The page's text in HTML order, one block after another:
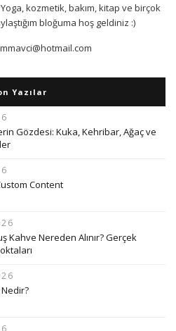
kozmetik, bakım, kitap ve birçok
bloğuma hoş geldiniz :)
Yazılar
Gözdesi: Kuka, Kehribar, Ağaç ve
Content
Kahve Nereden Alınır? Gerçek